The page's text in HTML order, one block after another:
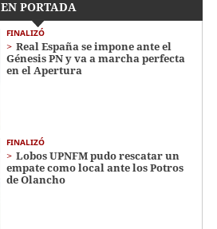
EN PORTADA
FINALIZÓ
Real España se impone ante el
Génesis PN y va a marcha perfecta
en el Apertura
FINALIZÓ
Lobos UPNFM pudo rescatar un
empate como local ante los Potros
de Olancho